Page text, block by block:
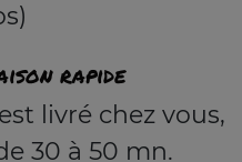
rapide
livré chez vous,
30 à 50 mn.